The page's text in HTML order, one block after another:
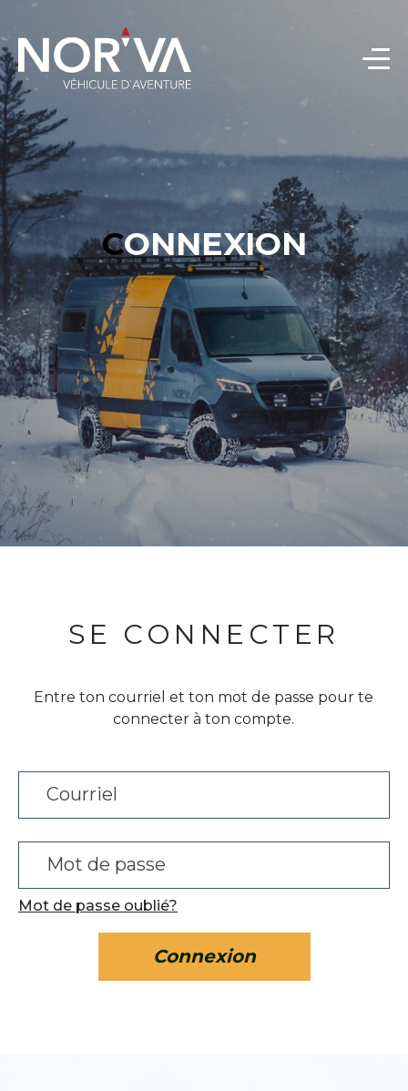
CONNEXION
SE CONNECTER
Entre ton courriel et ton mot de passe pour te
connecter à ton compte.
Mot de passe oublié?
Connexion